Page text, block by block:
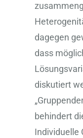
dagegen
dass
diskutiert
behindert
Individuelle